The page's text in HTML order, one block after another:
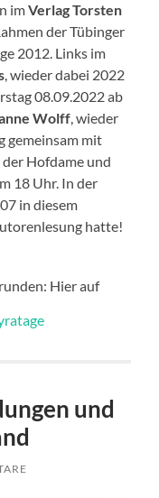
imVerlag Torsten
der Tübinger
2012. Links im
, wieder dabei 2022
08.09.2022 ab
Wolff, wieder
gemeinsam mit
der Hofdame und
18 Uhr. In der
in diesem
hatte!
Hier auf
und